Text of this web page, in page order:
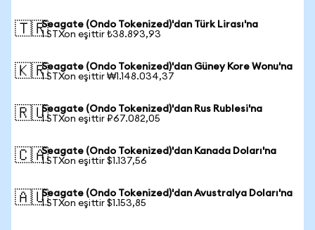
🇹🇷Seagate (Ondo Tokenized)'dan Türk Lirası'na
1 STXon eşittir ₺38.893,93
🇰🇷Seagate (Ondo Tokenized)'dan Güney Kore Wonu'na
1 STXon eşittir ₩1.148.034,37
🇷🇺Seagate (Ondo Tokenized)'dan Rus Rublesi'na
1 STXon eşittir ₽67.082,05
🇨🇦Seagate (Ondo Tokenized)'dan Kanada Doları'na
1 STXon eşittir $1.137,56
🇦🇺Seagate (Ondo Tokenized)'dan Avustralya Doları'na
1 STXon eşittir $1.153,85